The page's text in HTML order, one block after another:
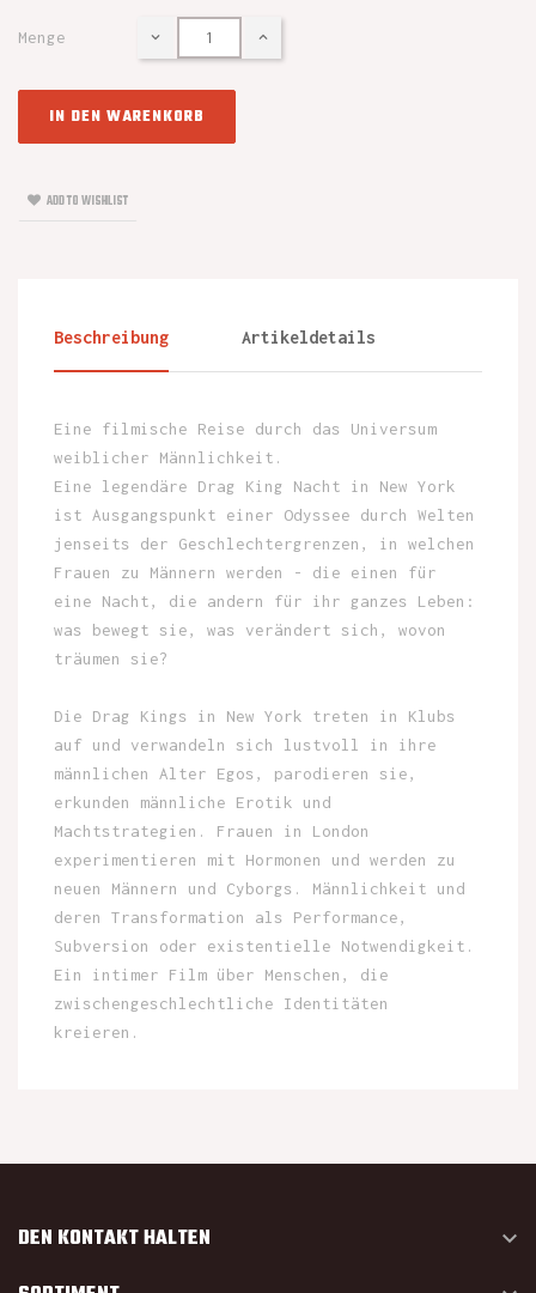
Menge
IN DEN WARENKORB
ADD TO WISHLIST
Beschreibung Artikeldetails
Eine filmische Reise durch das Universum
weiblicher Männlichkeit.
Eine legendäre Drag King Nacht in New York
ist Ausgangspunkt einer Odyssee durch Welten
jenseits der Geschlechtergrenzen, in welchen
Frauen zu Männern werden - die einen für
eine Nacht, die andern für ihr ganzes Leben:
was bewegt sie, was verändert sich, wovon
träumen sie?
Die Drag Kings in New York treten in Klubs
auf und verwandeln sich lustvoll in ihre
männlichen Alter Egos, parodieren sie,
erkunden männliche Erotik und
Machtstrategien. Frauen in London
experimentieren mit Hormonen und werden zu
neuen Männern und Cyborgs. Männlichkeit und
deren Transformation als Performance,
Subversion oder existentielle Notwendigkeit.
Ein intimer Film über Menschen, die
zwischengeschlechtliche Identitäten
kreieren.
DEN KONTAKT HALTEN 